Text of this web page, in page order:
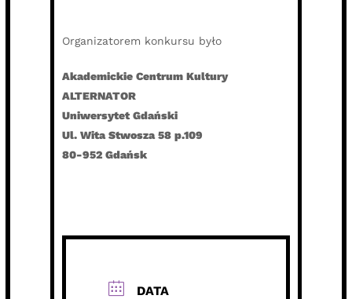
Organizatorem konkursu było
Akademickie Centrum Kultury
ALTERNATOR
Uniwersytet Gdański
Ul. Wita Stwosza 58 p.109
80-952 Gdańsk
DATA